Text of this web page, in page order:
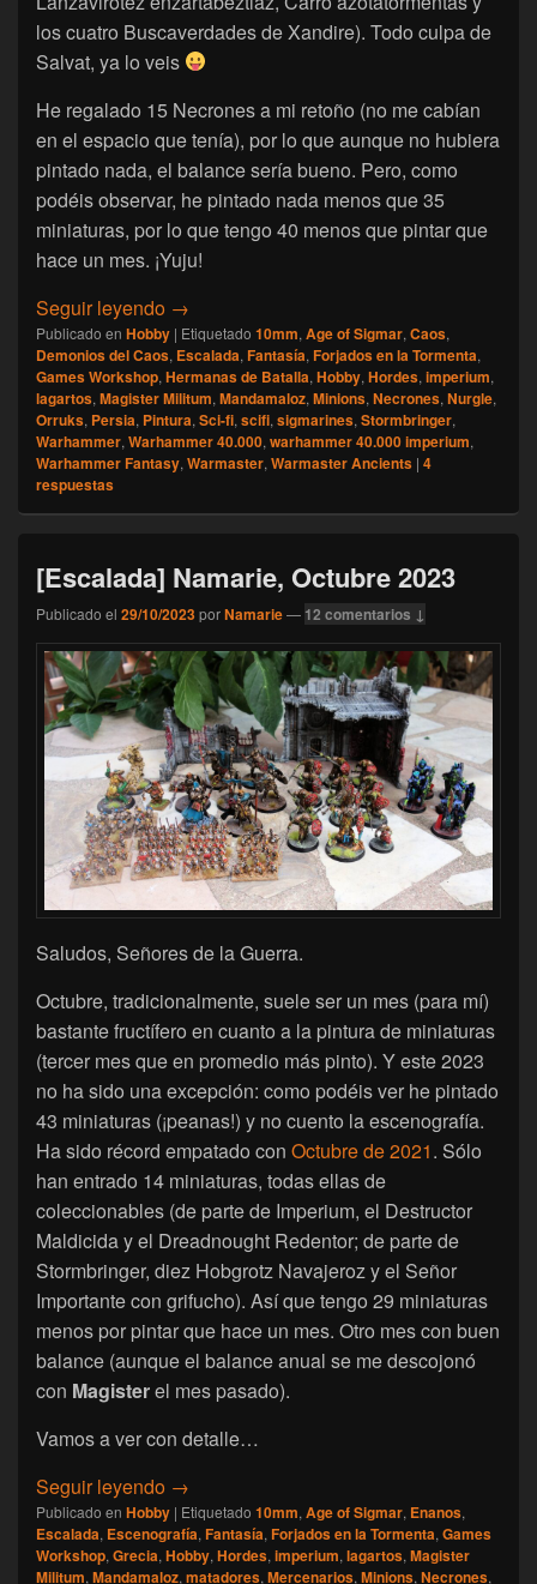
los cuatro Buscaverdades de Xandire). Todo culpa de
Salvat, ya lo veis
He regalado 15 Necrones a mi retoño (no me cabían
en el espacio que tenía), por lo que aunque no hubiera
pintado nada, el balance sería bueno. Pero, como
podéis observar, he pintado nada menos que 35
miniaturas, por lo que tengo 40 menos que pintar que
hace un mes. ¡Yuju!
Seguir leyendo [Escalada] Namarie, Noviembre 2023
→
Publicado en Hobby | Etiquetado 10mm, Age of Sigmar, Caos,
Demonios del Caos, Escalada, Fantasía, Forjados en la Tormenta,
Games Workshop, Hermanas de Batalla, Hobby, Hordes, imperium,
lagartos, Magister Militum, Mandamaloz, Minions, Necrones, Nurgle,
Orruks, Persia, Pintura, Sci-fi, scifi, sigmarines, Stormbringer,
Warhammer, Warhammer 40.000, warhammer 40.000 imperium,
Warhammer Fantasy, Warmaster, Warmaster Ancients | 4
respuestas
[Escalada] Namarie, Octubre 2023
Publicado el 29/10/2023porNamarie— 12 comentarios ↓
Saludos, Señores de la Guerra.
Octubre, tradicionalmente, suele ser un mes (para mí)
bastante fructífero en cuanto a la pintura de miniaturas
(tercer mes que en promedio más pinto). Y este 2023
no ha sido una excepción: como podéis ver he pintado
43 miniaturas (¡peanas!) y no cuento la escenografía.
Ha sido récord empatado con Octubre de 2021. Sólo
han entrado 14 miniaturas, todas ellas de
coleccionables (de parte de Imperium, el Destructor
Maldicida y el Dreadnought Redentor; de parte de
Stormbringer, diez Hobgrotz Navajeroz y el Señor
Importante con grifucho). Así que tengo 29 miniaturas
menos por pintar que hace un mes. Otro mes con buen
balance (aunque el balance anual se me descojonó
con Magisterel mes pasado).
Vamos a ver con detalle…
Seguir leyendo [Escalada] Namarie, Octubre 2023
→
Publicado en Hobby | Etiquetado 10mm, Age of Sigmar, Enanos,
Escalada, Escenografía, Fantasía, Forjados en la Tormenta, Games
Workshop, Grecia, Hobby, Hordes, imperium, lagartos, Magister
Militum, Mandamaloz, matadores, Mercenarios, Minions, Necrones,